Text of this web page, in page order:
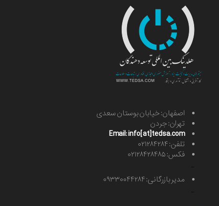
اصفهان: خیابان بوستان سعدی
تهران: جردن
Email: info[at]tedsa.com
تلفن: ۰۲۱۲۸۴۲۸۴
فکس: ۰۲۱۲۸۴۲۸۴۸۵
مدیر بازرگانی: ۰۹۳۳۰۰۴۴۲۸۴